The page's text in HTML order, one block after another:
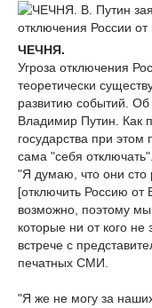
ЧЕЧНЯ.
Угроза отключения
теоретически
развитию событий.
Владимир Путин. Как
государства при
сама "себя отключать".
"Я думаю, что они сто
[отключить Россию от
возможно, поэтому мы
которые ни от кого не
встрече с
печатных СМИ.
"Я же не могу за